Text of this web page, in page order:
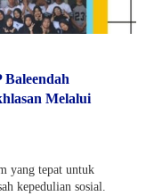
Melalui
yang tepat untuk
kepedulian sosial.